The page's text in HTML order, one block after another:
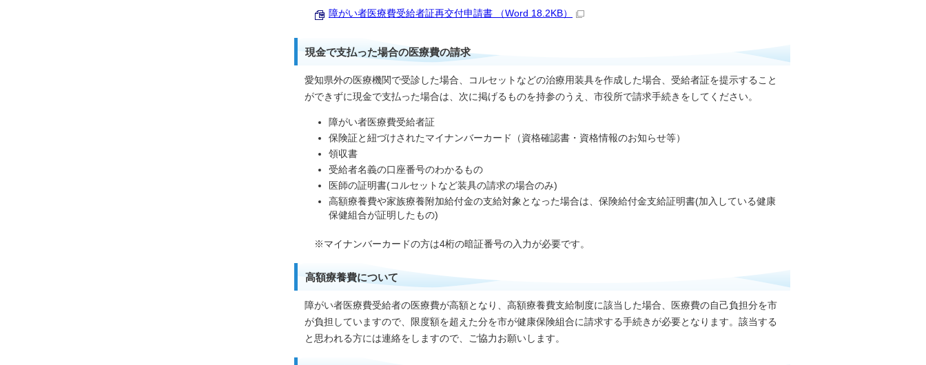
障がい者医療費受給者証再交付申請書 （Word 18.2KB）
現金で支払った場合の医療費の請求
愛知県外の医療機関で受診した場合、コルセットなどの治療用装具を作成した場合、受給者証を提示すること
ができずに現金で支払った場合は、次に掲げるものを持参のうえ、市役所で請求手続きをしてください。
障がい者医療費受給者証
保険証と紐づけされたマイナンバーカード（資格確認書・資格情報のお知らせ等）
領収書
受給者名義の口座番号のわかるもの
医師の証明書(コルセットなど装具の請求の場合のみ)
高額療養費や家族療養附加給付金の支給対象となった場合は、保険給付金支給証明書(加入している健康
保健組合が証明したもの)
※マイナンバーカードの方は4桁の暗証番号の入力が必要です。
高額療養費について
障がい者医療費受給者の医療費が高額となり、高額療養費支給制度に該当した場合、医療費の自己負担分を市
が負担していますので、限度額を超えた分を市が健康保険組合に請求する手続きが必要となります。該当する
と思われる方には連絡をしますので、ご協力お願いします。